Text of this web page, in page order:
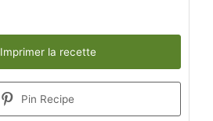
Imprimer la recette
Pin Recipe